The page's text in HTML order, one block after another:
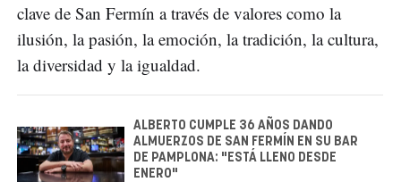
clave de San Fermín a través de valores como la
ilusión, la pasión, la emoción, la tradición, la cultura,
la diversidad y la igualdad.
ALBERTO CUMPLE 36 AÑOS DANDO
ALMUERZOS DE SAN FERMÍN EN SU BAR
DE PAMPLONA: "ESTÁ LLENO DESDE
ENERO"